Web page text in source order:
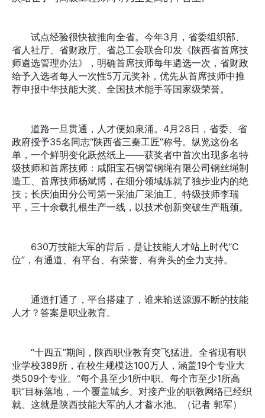
试点经验很快被推向全省。今年3月，省委组织部、
省人社厅、省财政厅、省总工会联合印发《陕西省首席技
师遴选管理办法》，明确首席技师每年遴选一次，省财政
给予入选者每人一次性5万元奖补，优先从首席技师中推
荐申报中华技能大奖、全国技术能手等国家级荣誉。
道路一旦贯通，人才便如泉涌。4月28日，省委、省
政府授予35名同志“陕西省三秦工匠”称号。纵览这份名
单，一个鲜明变化跃然纸上——获奖者中首次出现多名特
级技师和首席技师：咸阳宝石钢管钢绳有限公司钢丝绳制
造工、首席技师杨斌博，在细分领域练就了独步业内的绝
技；长庆油田分公司第一采油厂采油工、特级技师李瑞
平，三十余载扎根生产一线，以技术创新突破生产瓶颈。
630万技能大军的背后，是让技能人才站上时代“C
位”，有通道、有平台、有荣誉、有奔头的全力支持。
通道打通了，平台搭建了，谁来输送源源不断的技能
人才？答案是职业教育。
“十四五”期间，陕西职业教育突飞猛进。全省现有职
业学校389所，在校生规模达100万人，涵盖19个专业大
类509个专业。“每个县至少1所中职、每个市至少1所高
职”目标落地，一个覆盖城乡、对接产业的职教网络已经织
就。这就是陕西技能大军的人才蓄水池。（记者 郭军）